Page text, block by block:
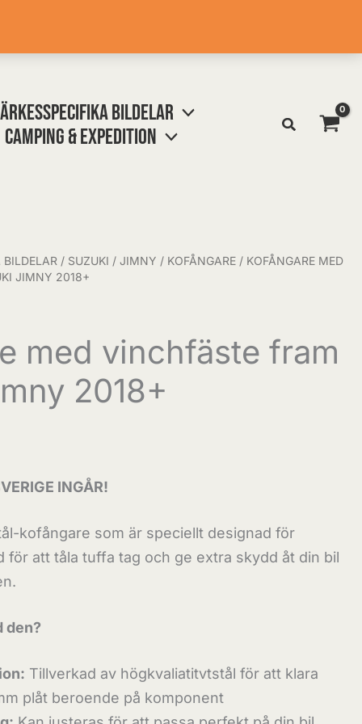
BILDELAR
CAMPING & EXPEDITION
BILDELAR / SUZUKI /JIMNY / KOFÅNGARE / KOFÅNGARE MED
JIMNY 2018+
med vinchfäste fram
2018+
INGÅR!
kofångare som är speciellt designad för
för att tåla tuffa tag och ge extra skydd åt din bil
den?
Tillverkad av högkvaliatitvtstål för att klara
plåt beroende på komponent